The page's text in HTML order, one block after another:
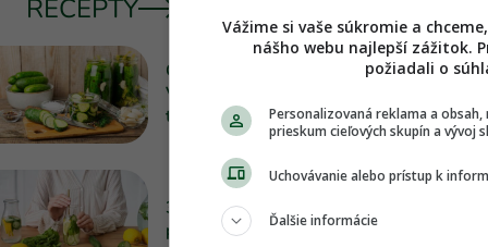
RECEPTY
Chrumkavé rýchlokvasené uhorky?
Vyhnite sa častým chybám a stavte na
trik našich babičiek
3 letné bylinkové nápoje, ktoré
pripravíte za pár minút
Vážime si vaše súkromie a
nášho webu najlepší zážitok.
požiadali o
Personalizovaná reklama a
prieskum cieľových skupín a vývoj
Uchovávanie alebo prístup k
Ďalšie informácie